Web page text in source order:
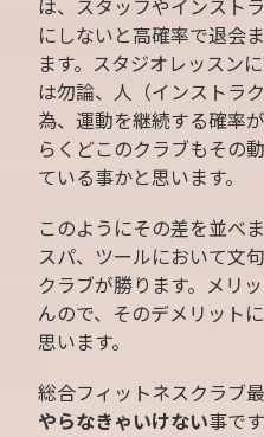
は、スタッフやインスト
にしないと高確率で退会
ます。スタジオレッスン
は勿論、人（インストラ
為、運動を継続する確率
らくどこのクラブもその
ている事かと思います。
このようにその差を並べ
スパ、ツールにおいて文
クラブが勝ります。メリ
んので、そのデメリット
思います。
総合フィットネスクラブ
やらなきゃいけない事で